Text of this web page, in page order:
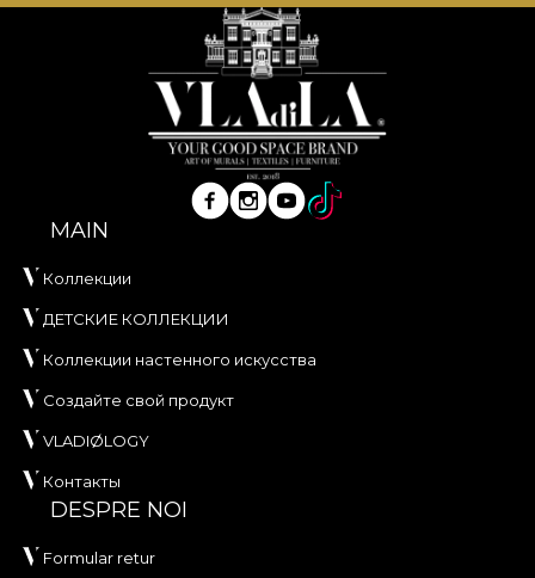
MAIN
Коллекции
ДЕТСКИЕ КОЛЛЕКЦИИ
Коллекции настенного искусства
Создайте свой продукт
VLADIØLOGY
Контакты
DESPRE NOI
Formular retur